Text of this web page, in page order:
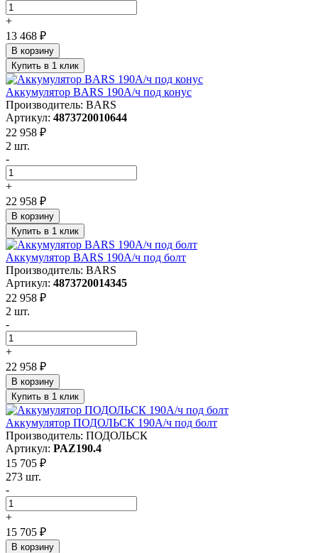
+
13 468 ₽
В корзину
Купить в 1 клик
Аккумулятор BARS 190А/ч под конус
Производитель: BARS
Артикул: 4873720010644
22 958 ₽
2 шт.
-
+
22 958 ₽
В корзину
Купить в 1 клик
Аккумулятор BARS 190А/ч под болт
Производитель: BARS
Артикул: 4873720014345
22 958 ₽
2 шт.
-
+
22 958 ₽
В корзину
Купить в 1 клик
Аккумулятор ПОДОЛЬСК 190А/ч под болт
Производитель: ПОДОЛЬСК
Артикул: PAZ190.4
15 705 ₽
273 шт.
-
+
15 705 ₽
В корзину